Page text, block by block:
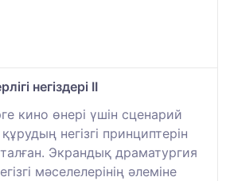
негіздері IІ
кино өнері үшін сценарий
негізгі принциптерін
Экрандық драматургия
мәселелерінің әлеміне